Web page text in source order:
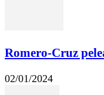
Romero-Cruz
02/01/2024